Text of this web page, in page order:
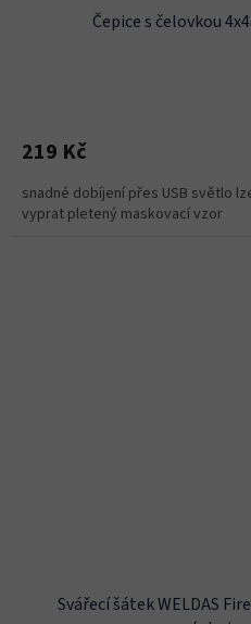
Čepice s čelovkou
219 Kč
snadné dobíjení přes USB světlo
vyprat pletený maskovací vzor
Svářecí šátek WELDAS